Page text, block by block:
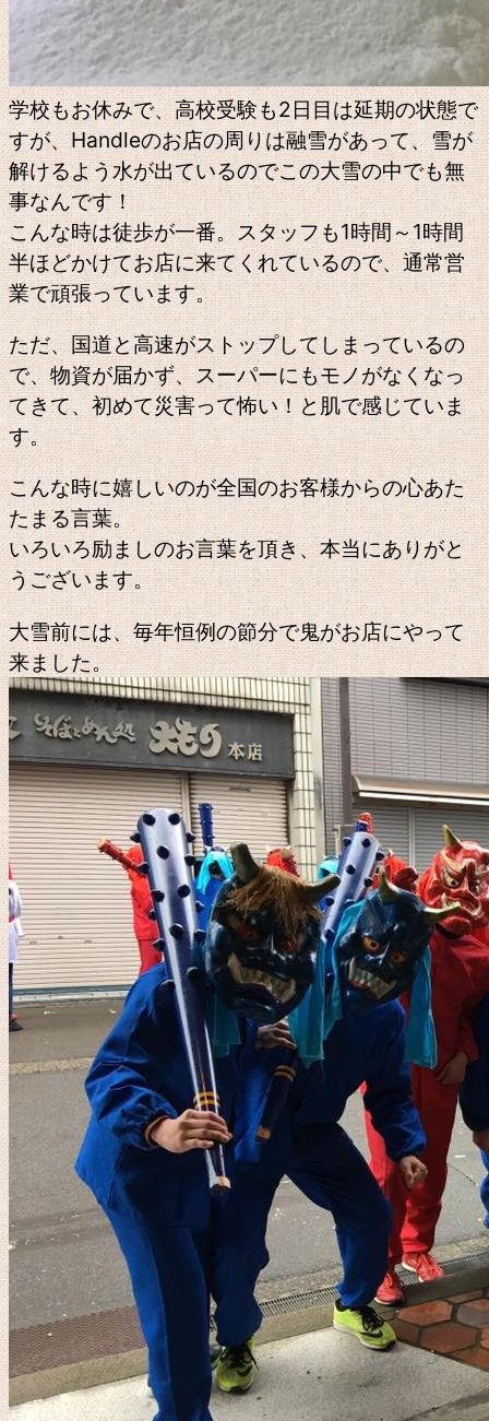
学校もお休みで、高校受験も2日目は延期の状態で
すが、Handleのお店の周りは融雪があって、雪が
解けるよう水が出ているのでこの大雪の中でも無
事なんです！
こんな時は徒歩が一番。スタッフも1時間～1時間
半ほどかけてお店に来てくれているので、通常営
業で頑張っています。
ただ、国道と高速がストップしてしまっているの
で、物資が届かず、スーパーにもモノがなくなっ
てきて、初めて災害って怖い！と肌で感じていま
す。
こんな時に嬉しいのが全国のお客様からの心あた
たまる言葉。
いろいろ励ましのお言葉を頂き、本当にありがと
うございます。
大雪前には、毎年恒例の節分で鬼がお店にやって
来ました。